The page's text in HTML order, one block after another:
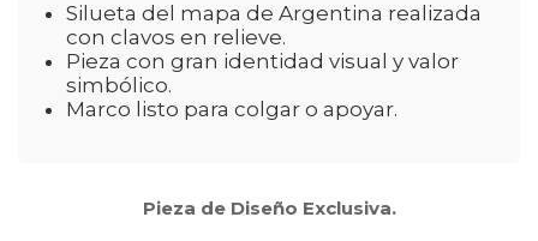
Silueta del mapa de Argentina realizada
con clavos en relieve.
Pieza con gran identidad visual y valor
simbólico.
Marco listo para colgar o apoyar.
Pieza de Diseño Exclusiva.